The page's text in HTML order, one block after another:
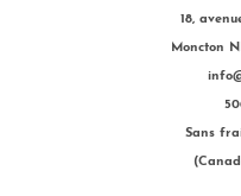
18,
Moncton
Sans